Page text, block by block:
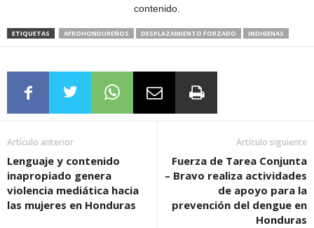
contenido.
ETIQUETAS AFROHONDUREÑOS DESPLAZAMIENTO FORZADO INDIGENAS
Artículo anterior
Lenguaje y contenido
inapropiado genera
violencia mediática hacia
las mujeres en Honduras
Artículo siguiente
Fuerza de Tarea Conjunta
– Bravo realiza actividades
de apoyo para la
prevención del dengue en
Honduras